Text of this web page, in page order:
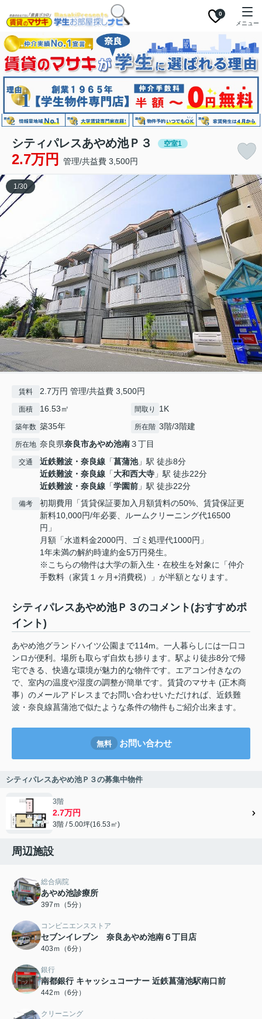
0
メニュー
シティパレスあやめ池Ｐ３ 空室1
2.7万円 管理/共益費 3,500円
1/30
賃料 2.7万円 管理/共益費 3,500円
面積 16.53㎡ 間取り 1K
築年数 築35年 所在階 3階/3階建
所在地 奈良県奈良市あやめ池南３丁目
交通 近鉄難波・奈良線 「菖蒲池」駅 徒歩8分
近鉄難波・奈良線 「大和西大寺 」駅 徒歩22分
近鉄難波・奈良線 「学園前 」駅 徒歩22分
備考
初期費用「賃貸保証要加入月額賃料の50%、賃貸保証更
新料10,000円/年必要、ルームクリーニング代16500
円」
月額「水道料金2000円、ゴミ処理代1000円」
1年未満の解約時違約金5万円発生。
※こちらの物件は大学の新入生・在校生を対象に「仲介
手数料（家賃１ヶ月+消費税）」が半額となります。
シティパレスあやめ池Ｐ３のコメント(おすすめポ
イント)
あやめ池グランドハイツ公園まで114m。一人暮らしには一口コ
ンロが便利。場所も取らず自炊も捗ります。駅より徒歩8分で帰
宅できる、快適な環境が魅力的な物件です。エアコン付きなの
で、室内の温度や湿度の調整が簡単です。賃貸のマサキ (正木商
事）のメールアドレスまでお問い合わせいただければ、近鉄難
波・奈良線菖蒲池で似たような条件の物件もご紹介出来ます。
無料 お問い合わせ
シティパレスあやめ池Ｐ３の募集中物件
3階
2.7万円
3階 / 5.00坪(16.53㎡)
周辺施設
総合病院
あやめ池診療所
397ｍ（5分）
コンビニエンスストア
セブンイレブン 奈良あやめ池南６丁目店
403ｍ（6分）
銀行
南都銀行 キャッシュコーナー 近鉄菖蒲池駅南口前
442ｍ（6分）
クリーニング